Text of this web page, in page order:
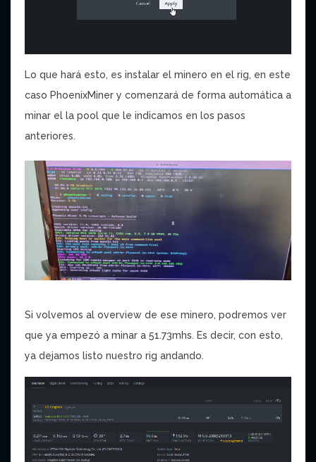
Lo que hará esto, es instalar el minero en el rig, en este
caso PhoenixMiner y comenzará de forma automática a
minar el la pool que le indicamos en los pasos
anteriores.
Si volvemos al overview de ese minero, podremos ver
que ya empezó a minar a 51.73mhs. Es decir, con esto,
ya dejamos listo nuestro rig andando.